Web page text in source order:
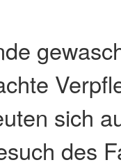
sich
des